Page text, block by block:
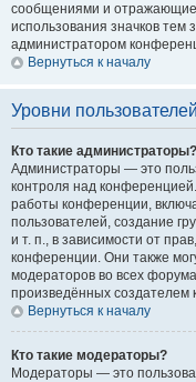
сообщениями и
использования значков тем
администратором
Вернуться к началу
Уровни
Кто такие администраторы?
Администраторы — это
контроля над
работы конференции,
пользователей, создание
и т. п., в зависимости от
конференции. Они также
модераторов во всех
произведённых создателем
Вернуться к началу
Кто такие модераторы?
Модераторы — это